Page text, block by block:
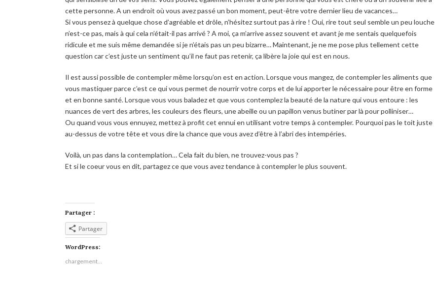
cette personne. A un endroit où vous avez passé un bon moment, peut-être votre dernier lieu de vacances…
Si vous pensez à quelque chose d’agréable et drôle, n’hésitez surtout pas à rire ! Oui, rire tout seul semble un peu louche
n’est-ce pas, mais à qui cela n’était-il pas arrivé ? A moi, ça m’arrive assez souvent et avant je me sentais quelquefois
ridicule et me suis même demandée si je n’étais pas un peu bizarre… Maintenant, je ne me pose plus tellement cette
question car c’est juste un sentiment qu’il ne faut pas retenir, ça libère la joie qui est en nous.
Il est aussi possible de contempler même lorsqu’on est en action. Lorsque vous mangez, de contempler les aliments que
vous mastiquer parce c’est ce qui vous permet de nourrir votre corps et de lui apporter le nécessaire pour être en forme
et en bonne santé. Lorsque vous vous baladez et que vous contemplez la beauté de la nature qui vous entoure : les
nuances de vert des arbres, les couleurs des fleurs, une abeille ou un papillon venus butiner par là pour polliniser…
Ou quand vous vous ennuyez, mettez à profit cet ennui en utilisant votre temps à contempler. Pourquoi pas le toit juste
au-dessus de votre tête et vous dire la chance que vous avez d’être à l’abri des intempéries.
Voilà, un pas dans la contemplation… Cela fait du bien, ne trouvez-vous pas ?
Et si le coeur vous en dit, partagez ce que vous avez tendance à contempler le plus souvent.
Partager :
Partager
WordPress:
chargement…